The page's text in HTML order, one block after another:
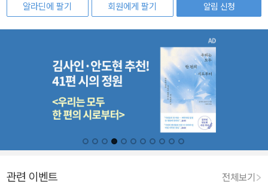
알라딘에 팔기
회원에게 팔기
알림 신청
관련 이벤트 전체보기